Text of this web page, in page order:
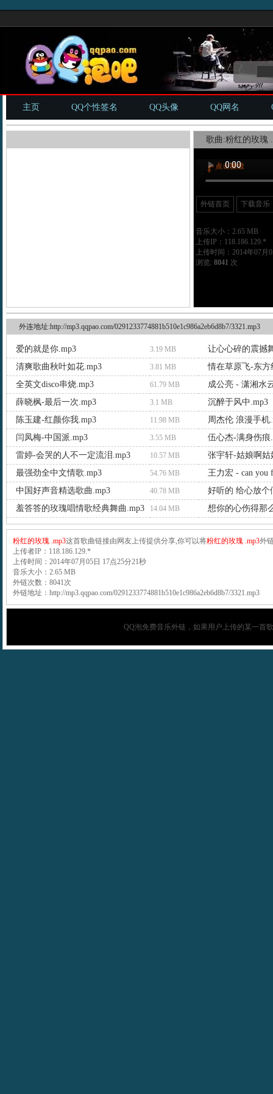
主页 QQ个性签名 QQ头像 QQ网名
歌曲:粉红的玫瑰
外链首页 下载音乐
音乐大小：2.65 MB
上传IP：118.186.129.*
上传时间：2014年07月
浏览: 8041 次
外连地址:http://mp3.qqpao.com/0291233774881b510e1c986a2eb6d8b7/3321.mp3
爱的就是你.mp3 3.19 MB
让心心碎的震撼
清爽歌曲秋叶如花.mp3
3.81 MB
情在草原飞-东方
全英文disco串烧.mp3
61.79 MB
成公亮 - 潇湘水
薛晓枫-最后一次.mp3
3.1 MB
沉醉于风中.mp3
陈玉建-红颜你我.mp3
11.98 MB
周杰伦 浪漫手机
闫凤梅-中国派.mp3
3.55 MB
伍心杰-满身伤痕
雷婷-会哭的人不一定流泪.mp3
10.57 MB
张宇轩-姑娘啊姑
最强劲全中文情歌.mp3
54.76 MB
王力宏 - can you
中国好声音精选歌曲.mp3
40.78 MB
好听的 给心放个
羞答答的玫瑰唱情歌经典舞曲.mp3
14.04 MB 想你的心伤得那
粉红的玫瑰 .mp3这首歌曲链接由网友上传提供分享,你可以将粉红的玫瑰 .mp3外
上传者IP：118.186.129.*
上传时间：2014年07月05日 17点25分21秒
音乐大小：2.65 MB
外链次数：8041次
外链地址：http://mp3.qqpao.com/0291233774881b510e1c986a2eb6d8b7/3321.mp3
QQ泡免费音乐外链，如果用户上传的某一首